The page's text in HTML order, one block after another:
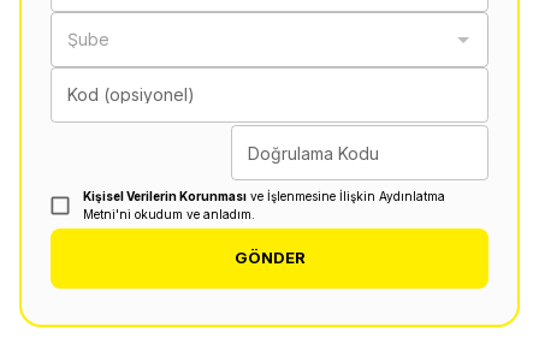
Şube
Kod (opsiyonel)
Doğrulama Kodu
Kişisel Verilerin Korunması ve İşlenmesine İlişkin Aydınlatma
Metni'ni okudum ve anladım.
GÖNDER